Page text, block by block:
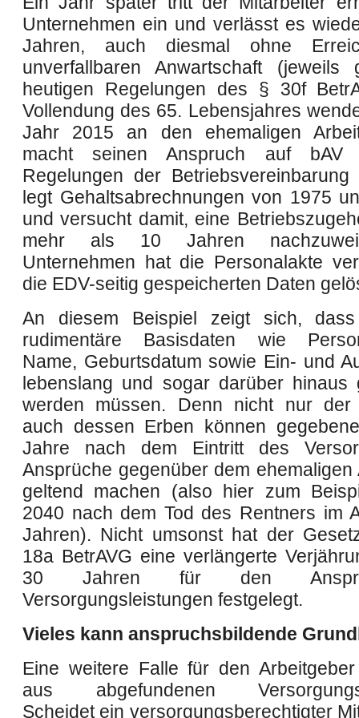
Unternehmen ein und verlässt es
Jahren, auch diesmal ohne
unverfallbaren Anwartschaft (jeweils
heutigen Regelungen des § 30f
Vollendung des 65. Lebensjahres
Jahr 2015 an den ehemaligen
macht seinen Anspruch auf bAV
Regelungen der
legt Gehaltsabrechnungen von 1975
und versucht damit, eine
mehr als 10 Jahren
Unternehmen hat die Personalakte
die EDV-seitig gespeicherten Daten
An diesem Beispiel zeigt sich, dass
rudimentäre Basisdaten wie
Name, Geburtsdatum sowie Ein- und
lebenslang und sogar darüber hinaus
werden müssen. Denn nicht nur der
auch dessen Erben können
Jahre nach dem Eintritt des
Ansprüche gegenüber dem ehemaligen
geltend machen (also hier zum
2040 nach dem Tod des Rentners im
Jahren). Nicht umsonst hat der
18a BetrAVG eine verlängerte
30 Jahren für den
Versorgungsleistungen festgelegt.
Vieles kann anspruchsbildende
Eine weitere Falle für den
aus abgefundenen
Scheidet ein versorgungsberechtigter